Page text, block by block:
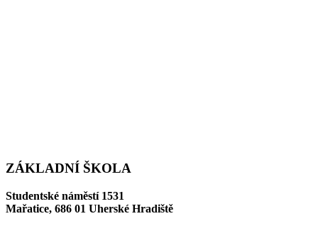
ZÁKLADNÍ ŠKOLA
Studentské náměstí 1531
Mařatice, 686 01 Uherské Hradiště